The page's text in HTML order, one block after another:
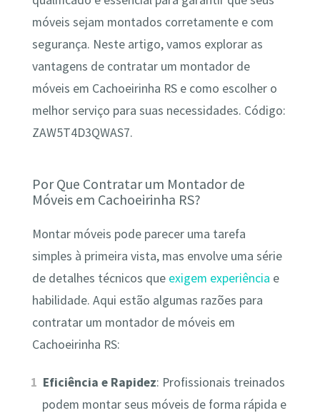
móveis sejam montados corretamente e com
segurança. Neste artigo, vamos explorar as
vantagens de contratar um montador de
móveis em Cachoeirinha RS e como escolher o
melhor serviço para suas necessidades. Código:
ZAW5T4D3QWAS7.
Por Que Contratar um Montador de
Móveis em Cachoeirinha RS?
Montar móveis pode parecer uma tarefa
simples à primeira vista, mas envolve uma série
de detalhes técnicos que exigem experiência e
habilidade. Aqui estão algumas razões para
contratar um montador de móveis em
Cachoeirinha RS:
Eficiência e Rapidez: Profissionais treinados
podem montar seus móveis de forma rápida e